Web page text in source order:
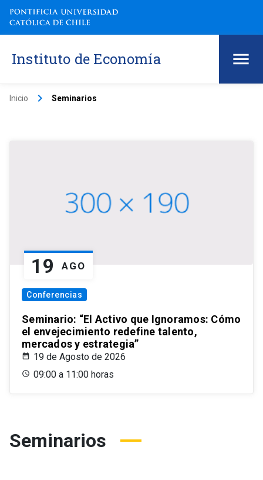
Instituto de Economía
Inicio keyboard_arrow_right Seminarios
19 AGO
Conferencias
Seminario: “El Activo que Ignoramos: Cómo
el envejecimiento redefine talento,
mercados y estrategia”
19 de Agosto de 2026
09:00 a 11:00 horas
Seminarios